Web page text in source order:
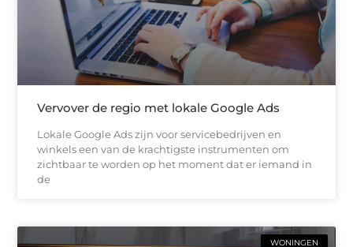
Vervover de regio met lokale Google Ads
Lokale Google Ads zijn voor servicebedrijven en
winkels een van de krachtigste instrumenten om
zichtbaar te worden op het moment dat er iemand in
de
WONINGEN